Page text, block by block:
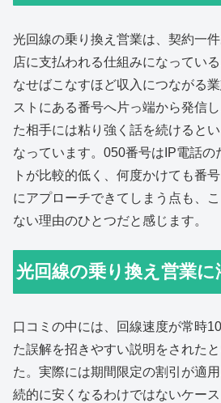
光回線の乗り換え営業は、契約一
店に支払われる仕組みになってい
なせばこなすほど収入につながる
ストにある番号へ片っ端から発信
た相手には粘り強く話を続けると
なっています。050番号はIP電話の
トが比較的低く、何度かけても番
にアプローチできてしまう点も、
ない理由のひとつだと感じます。
光回線の乗り換え営業に
口コミの中には、回線速度が常時
た誤解を招きやすい説明をされた
た。実際には期間限定の割引が適
続的に安くなるわけではないケー